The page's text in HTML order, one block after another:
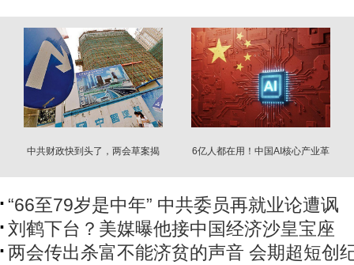
中共财政快到头了，两会草案揭
6亿人都在用！中国AI核心产业革
“66至79岁是中年” 中共委员再就业论遭讽
刘鹤下台？美媒曝他接中国经济沙皇宝座
两会传出杀富不能济贫的声音 会期超短创